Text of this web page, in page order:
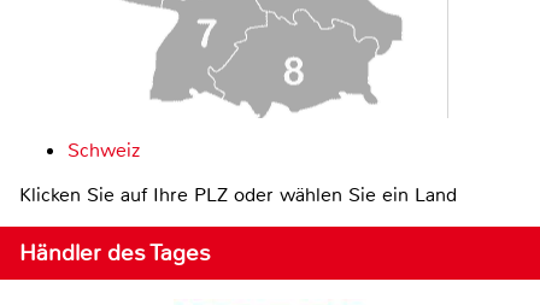
Schweiz
Klicken Sie auf Ihre PLZ oder wählen Sie ein Land
Händler des Tages